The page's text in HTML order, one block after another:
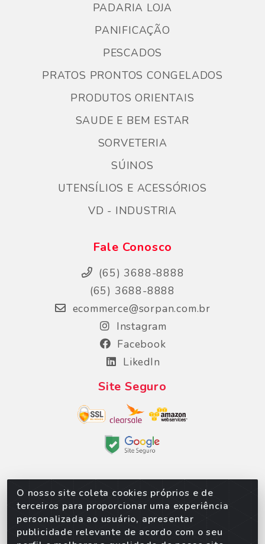
O nosso site coleta cookies próprios e de
terceiros para proporcionar uma experiência
personalizada ao usuário, apresentar
publicidade relevante de acordo com o seu
PADARIA LOJA
PANIFICAÇÃO
PESCADOS
PRATOS PRONTOS CONGELADOS
PRODUTOS ORIENTAIS
SAUDE E BEM ESTAR
SORVETERIA
SÚINOS
UTENSÍLIOS E ACESSÓRIOS
VD - INDUSTRIA
Fale Conosco
(65) 3688-8888
(65) 3688-8888
ecommerce@sorpan.com.br
Instagram
Facebook
LikedIn
Site Seguro
Sorpan - Rodovia dos Imigrantes, Lote 06, São
Matheus, Várzea Grande/MT – CEP 78152-135 -
CNPJ 02.623.537/0010-24